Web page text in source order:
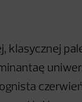
klasycznej